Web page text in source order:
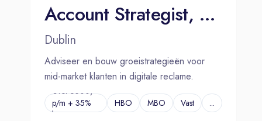
Account Strategist, Mid-Market Sales (French and Dutch)
Dublin
Adviseer en bouw groeistrategieën voor
mid-market klanten in digitale reclame.
€Tot 6500,-
p/m + 35%
bonus
HBO MBO Vast ...